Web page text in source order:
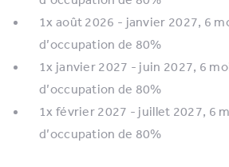
1x août 2026 - janvier 2027, 6
d’occupation de 80%
1x janvier 2027 - juin 2027, 6
d’occupation de 80%
1x février 2027 - juillet 2027, 6
d’occupation de 80%